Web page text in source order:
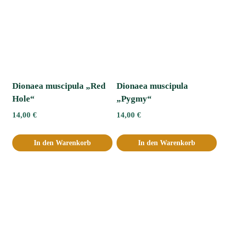
Dionaea muscipula „Red
Hole“
14,00 €
In den Warenkorb
Dionaea muscipula
„Pygmy“
14,00 €
In den Warenkorb